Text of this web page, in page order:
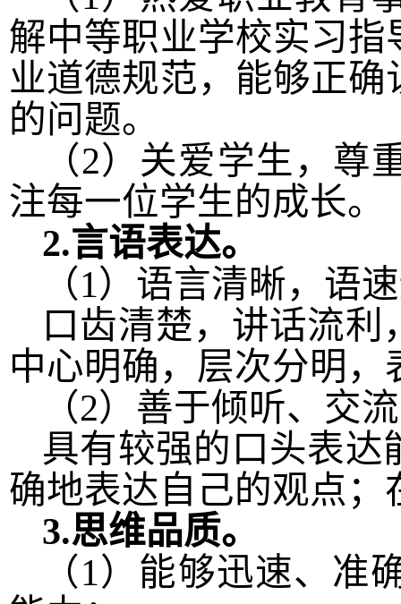
解中等职业学校实习
业道德规范，能够正
的问题。
（2）关爱学生，尊
注每一位学生的成长。
2.言语表达。
（1）语言清晰，语
口齿清楚，讲话流
中心明确，层次分明
（2）善于倾听、交
具有较强的口头表达
确地表达自己的观点
3.思维品质。
（1）能够迅速、准